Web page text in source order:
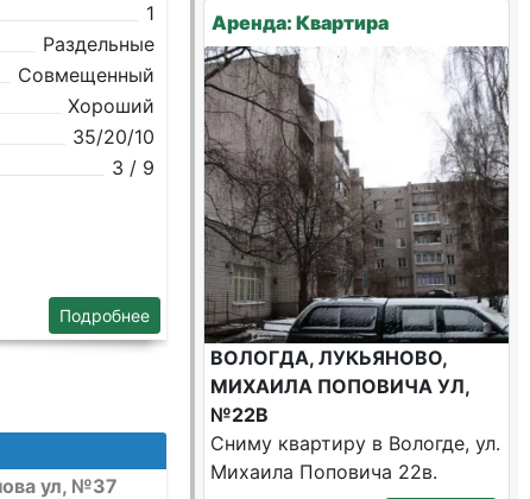
1
Раздельные
Совмещенный
Хороший
35/20/10
3 / 9
Подробнее
ул, №37
Аренда: Квартира
ВОЛОГДА, ЛУКЬЯНОВО,
МИХАИЛА ПОПОВИЧА УЛ,
№22В
Сниму квартиру в Вологде, ул.
Михаила Поповича 22в.